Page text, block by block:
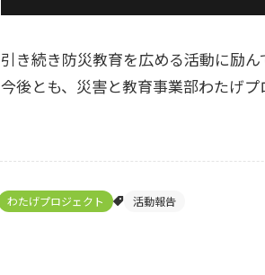
引き続き防災教育を広める活動に励ん
今後とも、災害と教育事業部わたげプ
わたげプロジェクト 活動報告